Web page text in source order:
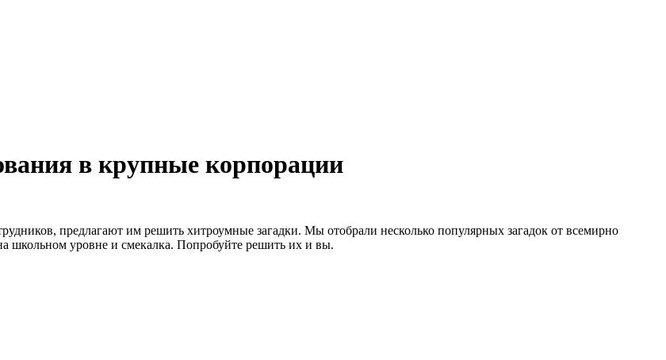
в крупные корпорации
предлагают им решить хитроумные загадки. Мы отобрали несколько популярных загадок от всемирно
школьном уровне и смекалка. Попробуйте решить их и вы.